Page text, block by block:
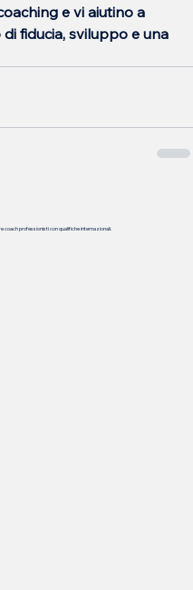
e vi aiutino a
fiducia, sviluppo e una
coach professionisti con qualifiche internazionali.